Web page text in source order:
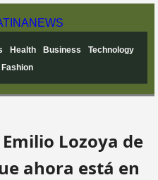
NEWS
Health Business
Technology
Fashion
Lozoya de
ahora está en